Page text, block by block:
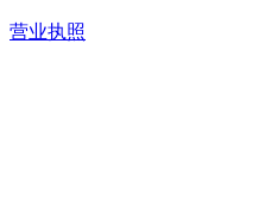
营业执照